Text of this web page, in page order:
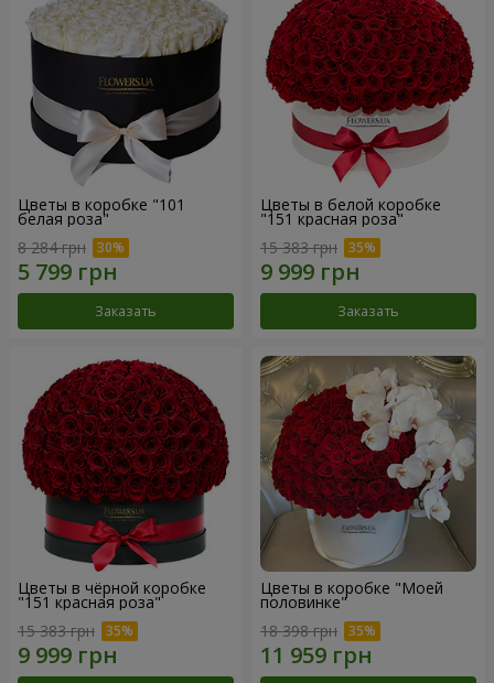
Цветы в коробке "101
белая роза"
8 284 грн
Заказать
Цветы в белой коробке
"151 красная роза"
15 383 грн
Заказать
Цветы в чёрной коробке
"151 красная роза"
15 383 грн
Цветы в коробке "Моей
половинке"
18 398 грн